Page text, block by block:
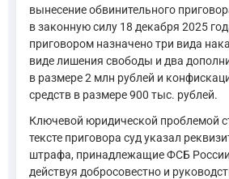
вынесение обвинительного
в законную силу 18 декабря 2025
приговором назначено три вида
виде лишения свободы и два
в размере 2 млн рублей и
средств в размере 900 тыс. рублей.
Ключевой юридической проблемой
тексте приговора суд указал
штрафа, принадлежащие ФСБ
действуя добросовестно и